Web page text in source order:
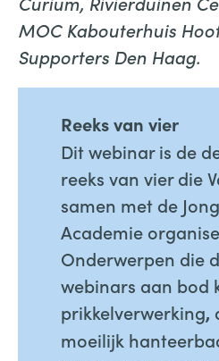
MOC Kabouterhuis
Supporters Den Haag.
Reeks van vier
Dit webinar is de
reeks van vier die
samen met de
Academie
Onderwerpen die
webinars aan bod
prikkelverwerking,
moeilijk